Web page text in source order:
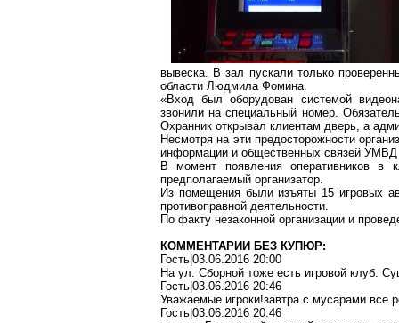
вывеска. В зал пускали только
области Людмила Фомина.
«Вход был оборудован системой
звонили на специальный номер.
Охранник открывал клиентам дверь, а
Несмотря на эти предосторожности
информации и общественных связей УМВД
В момент появления оперативников в
предполагаемый организатор.
Из помещения были изъяты 15 игровых
противоправной деятельности.
По факту незаконной организации и
КОММЕНТАРИИ БЕЗ КУПЮР:
Гость|03.06.2016 20:00
На ул. Сборной тоже есть игровой клуб.
Гость|03.06.2016 20:46
Уважаемые игроки!завтрас мусарами все
Гость|03.06.2016 20:46